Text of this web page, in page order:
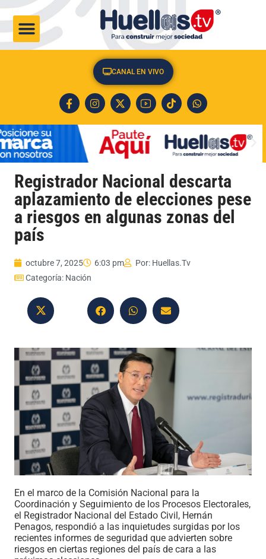
CANAL EN VIVO
Registrador Nacional descarta
aplazamiento de elecciones pese
a riesgos en algunas zonas del
país
octubre 7, 2025 6:03 pm Por: Huellas.Tv
Categoría: Nación
En el marco de la Comisión Nacional para la
Coordinación y Seguimiento de los Procesos Electorales,
el Registrador Nacional del Estado Civil, Hernán
Penagos, respondió a las inquietudes surgidas por los
recientes informes de seguridad que advierten sobre
riesgos en ciertas regiones del país de cara a las